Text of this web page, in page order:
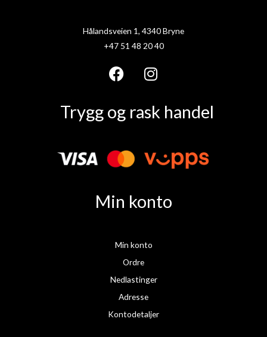
Hålandsveien 1, 4340 Bryne
+47 51 48 20 40
F
c
b
o
I
n
s
g
m
Trygg og rask handel
Min konto
Min konto
Ordre
Nedlastinger
Adresse
Kontodetaljer